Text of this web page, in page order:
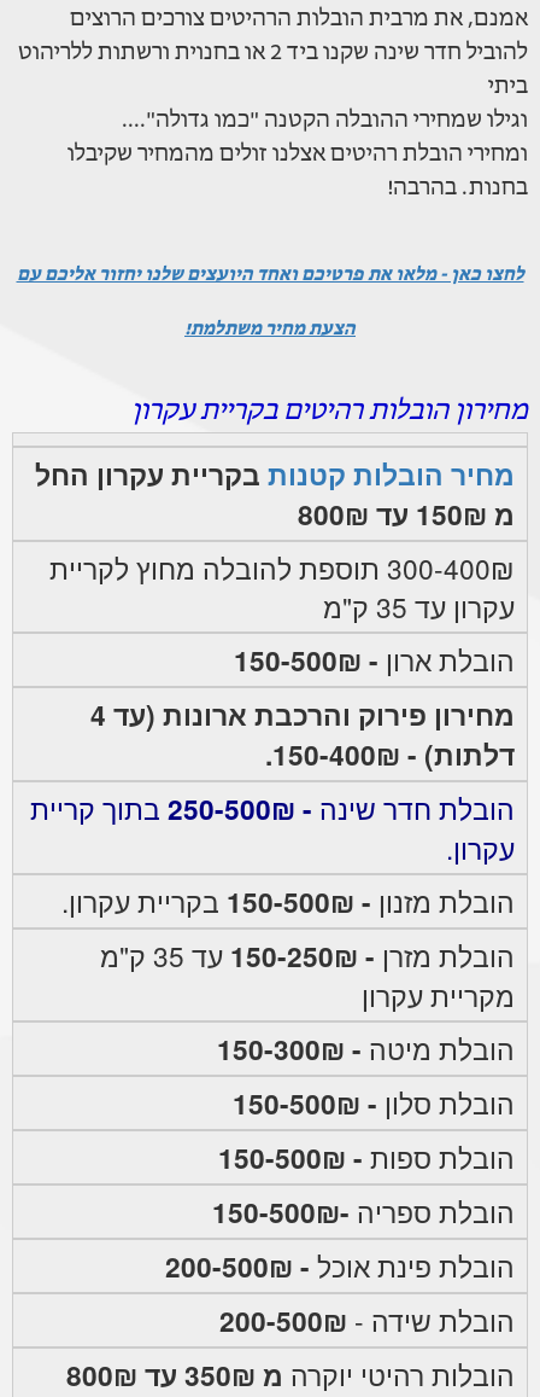
אמנם, את מרבית הובלות הרהיטים צורכים הרוצים
להוביל חדר שינה שקנו ביד 2 או בחנוית ורשתות ללריהוט
ביתי
וגילו שמחירי ההובלה הקטנה "כמו גדולה"....
ומחירי הובלת רהיטים אצלנו זולים מהמחיר שקיבלו
בחנות. בהרבה!
לחצו כאן - מלאו את פרטיכם ואחד היועצים שלנו יחזור אליכם עם
הצעת מחיר משתלמת!
מחירון הובלות רהיטים בקריית עקרון
מחיר הובלות קטנות בקריית עקרון החל
מ 150₪ עד 800₪
300-400₪ תוספת להובלה מחוץ לקריית
עקרון עד 35 ק"מ
הובלת ארון - 150-500₪
מחירון פירוק והרכבת ארונות (עד 4
דלתות) - 150-400₪.
הובלת חדר שינה - 250-500₪
בתוך קריית
עקרון.
הובלת מזנון - 150-500₪
בקריית עקרון.
הובלת מזרן - 150-250₪
עד 35 ק"מ
מקריית עקרון
הובלת מיטה - 150-300₪
הובלת סלון - 150-500₪
הובלת ספות - 150-500₪
הובלת ספריה -150-500₪
הובלת פינת אוכל - 200-500₪
הובלת שידה - 200-500₪
הובלות רהיטי יוקרה מ 350₪ עד 800₪